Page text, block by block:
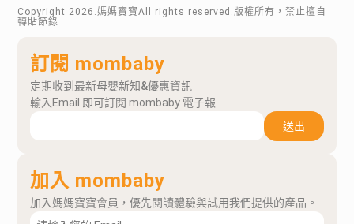
Copyright 2026 .媽媽寶寶All rights reserved.版權所有，禁止擅自
轉貼節錄
訂閱 mombaby
定期收到最新母嬰新知&優惠資訊
輸入Email 即可訂閱 mombaby 電子報
送出
加入 mombaby
加入媽媽寶寶會員，優先閱讀體驗與試用我們提供的產品。